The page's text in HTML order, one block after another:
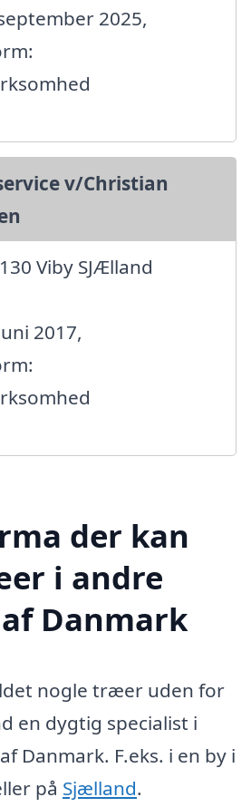
2025,
v/Christian
Viby SJÆlland
2017,
der kan
i andre
Danmark
nogle træer uden for
en dygtig specialist i
Danmark. F.eks. i en by i
på Sjælland.